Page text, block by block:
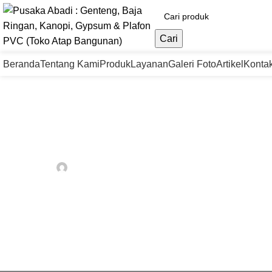
Cari
BerandaTentang KamiProdukLayananGaleri FotoArtikel